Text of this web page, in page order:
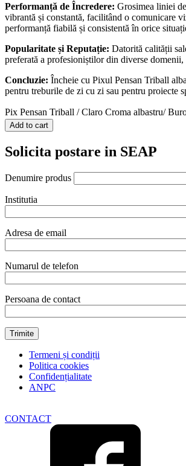
Performanță de Încredere: Grosimea liniei
vibrantă și constantă, facilitând o comunicare
performanță fiabilă și consistentă în orice
Popularitate și Reputație: Datorită calității
preferată a profesioniștilor din diverse
Concluzie: Încheie cu Pixul Pensan Triball
pentru treburile de zi cu zi sau pentru proiecte
Pix Pensan Triball / Claro Croma albastru/
Add to cart
Solicita postare in SEAP
Denumire produs
Institutia
Adresa de email
Numarul de telefon
Persoana de contact
Termeni și condiții
Politica cookies
Confidențialitate
ANPC
CONTACT